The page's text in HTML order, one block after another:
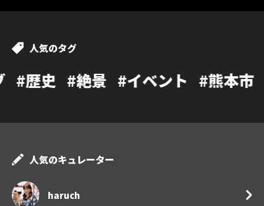
人気のタグ
絶景 #イベント #熊本市 #カフェ
人気のキュレーター
haruch